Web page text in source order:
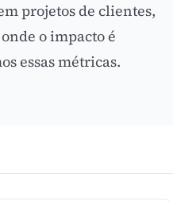
projetos de clientes,
o impacto é
essas métricas.